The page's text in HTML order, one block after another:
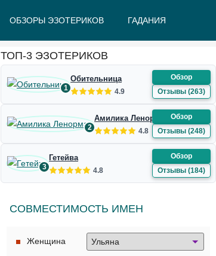
ОБЗОРЫ ЭЗОТЕРИКОВ ГАДАНИЯ
ТОП-3 ЭЗОТЕРИКОВ
1
Обительница
4.9
Обзор
Отзывы (263)
2
Амилика Ленорман
4.8
Обзор
Отзывы (248)
3
Гетейва
4.8
Обзор
Отзывы (184)
СОВМЕСТИМОСТЬ ИМЕН
Женщина